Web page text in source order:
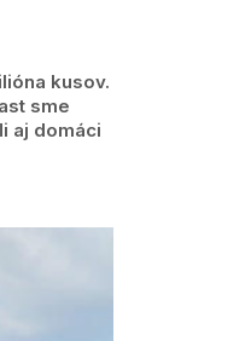
kusov.
sme
aj domáci